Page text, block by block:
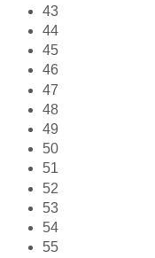
43
44
45
46
47
48
49
50
51
52
53
54
55